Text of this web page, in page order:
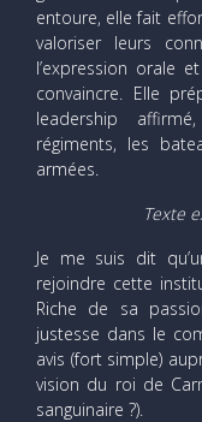
entoure, elle fait
valoriser leurs
l’expression orale
convaincre. Elle
leadership
régiments, les
armées.
Texte
Je me suis dit
rejoindre cette
Riche de sa
justesse dans le
avis (fort simple)
vision du roi de
sanguinaire ?).